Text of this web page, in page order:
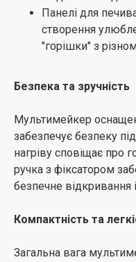
Панелі для
створення
"горішки" з
Безпека та зручність
Мультимейкер
забезпечує безпеку
нагріву сповіщає про
ручка з фіксатором
безпечне відкривання
Компактність та
Загальна вага